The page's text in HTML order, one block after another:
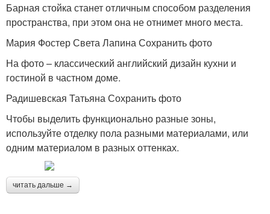
Барная стойка станет отличным способом разделения
пространства, при этом она не отнимет много места.
Мария Фостер Света Лапина Сохранить фото
На фото – классический английский дизайн кухни и
гостиной в частном доме.
Радишевская Татьяна Сохранить фото
Чтобы выделить функционально разные зоны,
используйте отделку пола разными материалами, или
одним материалом в разных оттенках.
читать дальше →